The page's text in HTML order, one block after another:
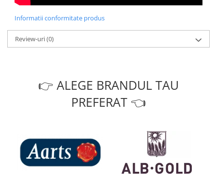
Informatii conformitate produs
Review-uri(0)
👉 ALEGE BRANDUL TAU
PREFERAT 👈